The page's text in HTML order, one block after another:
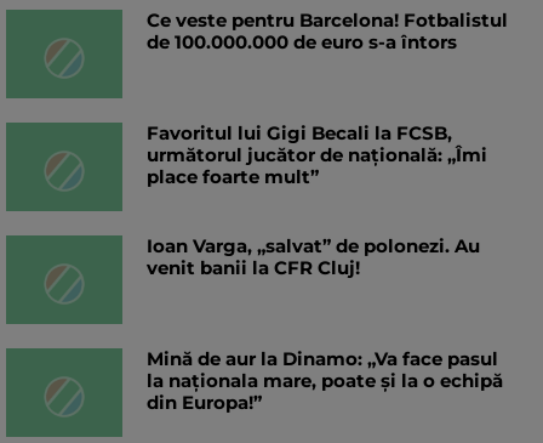
Ce veste pentru Barcelona! Fotbalistul
de 100.000.000 de euro s-a întors
Favoritul lui Gigi Becali la FCSB,
următorul jucător de națională: „Îmi
place foarte mult”
Ioan Varga, „salvat” de polonezi. Au
venit banii la CFR Cluj!
Mină de aur la Dinamo: „Va face pasul
la naționala mare, poate și la o echipă
din Europa!”